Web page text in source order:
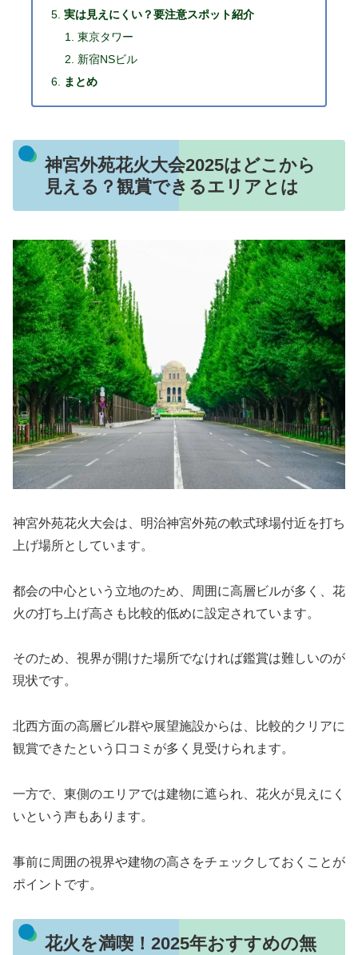
実は見えにくい？要注意スポット紹介
東京タワー
新宿NSビル
まとめ
神宮外苑花火大会2025はどこから
見える？観賞できるエリアとは
神宮外苑花火大会は、明治神宮外苑の軟式球場付近を打ち
上げ場所としています。
都会の中心という立地のため、周囲に高層ビルが多く、花
火の打ち上げ高さも比較的低めに設定されています。
そのため、視界が開けた場所でなければ鑑賞は難しいのが
現状です。
北西方面の高層ビル群や展望施設からは、比較的クリアに
観賞できたという口コミが多く見受けられます。
一方で、東側のエリアでは建物に遮られ、花火が見えにく
いという声もあります。
事前に周囲の視界や建物の高さをチェックしておくことが
ポイントです。
花火を満喫！2025年おすすめの無